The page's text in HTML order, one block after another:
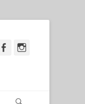
Facebook